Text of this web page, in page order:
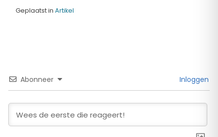
Geplaatst in Artikel
Abonneer Inloggen